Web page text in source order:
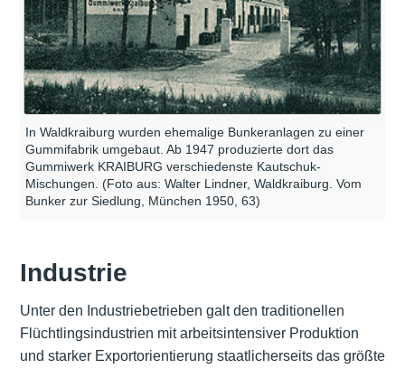
In Waldkraiburg wurden ehemalige Bunkeranlagen zu einer
Gummifabrik umgebaut. Ab 1947 produzierte dort das
Gummiwerk KRAIBURG verschiedenste Kautschuk-
Mischungen. (Foto aus: Walter Lindner, Waldkraiburg. Vom
Bunker zur Siedlung, München 1950, 63)
Industrie
Unter den Industriebetrieben galt den traditionellen
Flüchtlingsindustrien mit arbeitsintensiver Produktion
und starker Exportorientierung staatlicherseits das größte